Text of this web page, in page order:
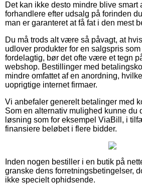
Det kan ikke desto mindre blive smart
forhandlere efter udsalg på forinden
man er garanteret at få fat i den mest
Du må trods alt være så påvagt, at
udlover produkter for en salgspris
fordelagtig, bør det ofte være et tegn
webshop. Bestillinger med
mindre omfattet af en anordning,
uoprigtige internet firmaer.
Vi anbefaler generelt betalinger med
Som en alternativ mulighed kunne du
løsning som for eksempel ViaBill, i
finansiere beløbet i flere bidder.
Inden nogen bestiller i en butik på
granske dens forretningsbetingelser,
ikke specielt ophidsende.